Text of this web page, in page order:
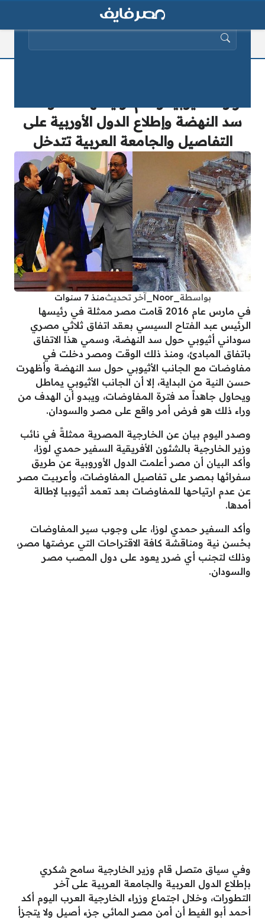
سد النهضة وإطلاع الدول الأوربية على
التفاصيل والجامعة العربية تتدخل
بواسطة _Noor_ آخر تحديثمنذ 7 سنوات
في مارس عام 2016 قامت مصر ممثلة في رئيسها
الرئيس عبد الفتاح السيسي بعقد اتفاق ثلاثي مصري
سوداني أثيوبي حول سد النهضة، وسمي هذا الاتفاق
باتفاق المبادئ، ومنذ ذلك الوقت ومصر دخلت في
مفاوضات مع الجانب الأثيوبي حول سد النهضة وأظهرت
حسن النية من البداية، إلا أن الجانب الأثيوبي يماطل
ويحاول جاهداً مد فترة المفاوضات، ويبدو أن الهدف من
وراء ذلك هو فرض أمر واقع على مصر والسودان.
وصدر اليوم بيان عن الخارجية المصرية ممثلةً في نائب
وزير الخارجية بالشئون الأفريقية السفير حمدي لوزا،
وأكد البيان أن مصر أعلمت الدول الأوروبية عن طريق
سفرائها بمصر على تفاصيل المفاوضات، وأعربيت مصر
عن عدم ارتياحها للمفاوضات بعد تعمد أثيوبيا لإطالة
أمدها.
وأكد السفير حمدي لوزا، على وجوب سير المفاوضات
بحُسن نية ومناقشة كافة الاقتراحات التي عرضتها مصر،
وذلك لتجنب أي ضرر يعود على دول المصب مصر
والسودان.
وفي سياق متصل قام وزير الخارجية سامح شكري
بإطلاع الدول العربية والجامعة العربية على آخر
التطورات، وخلال اجتماع وزراء الخارجية العرب اليوم أكد
أحمد أبو الغيط أن أمن مصر المائي جزء أصيل ولا يتجزأ
البحث عن: